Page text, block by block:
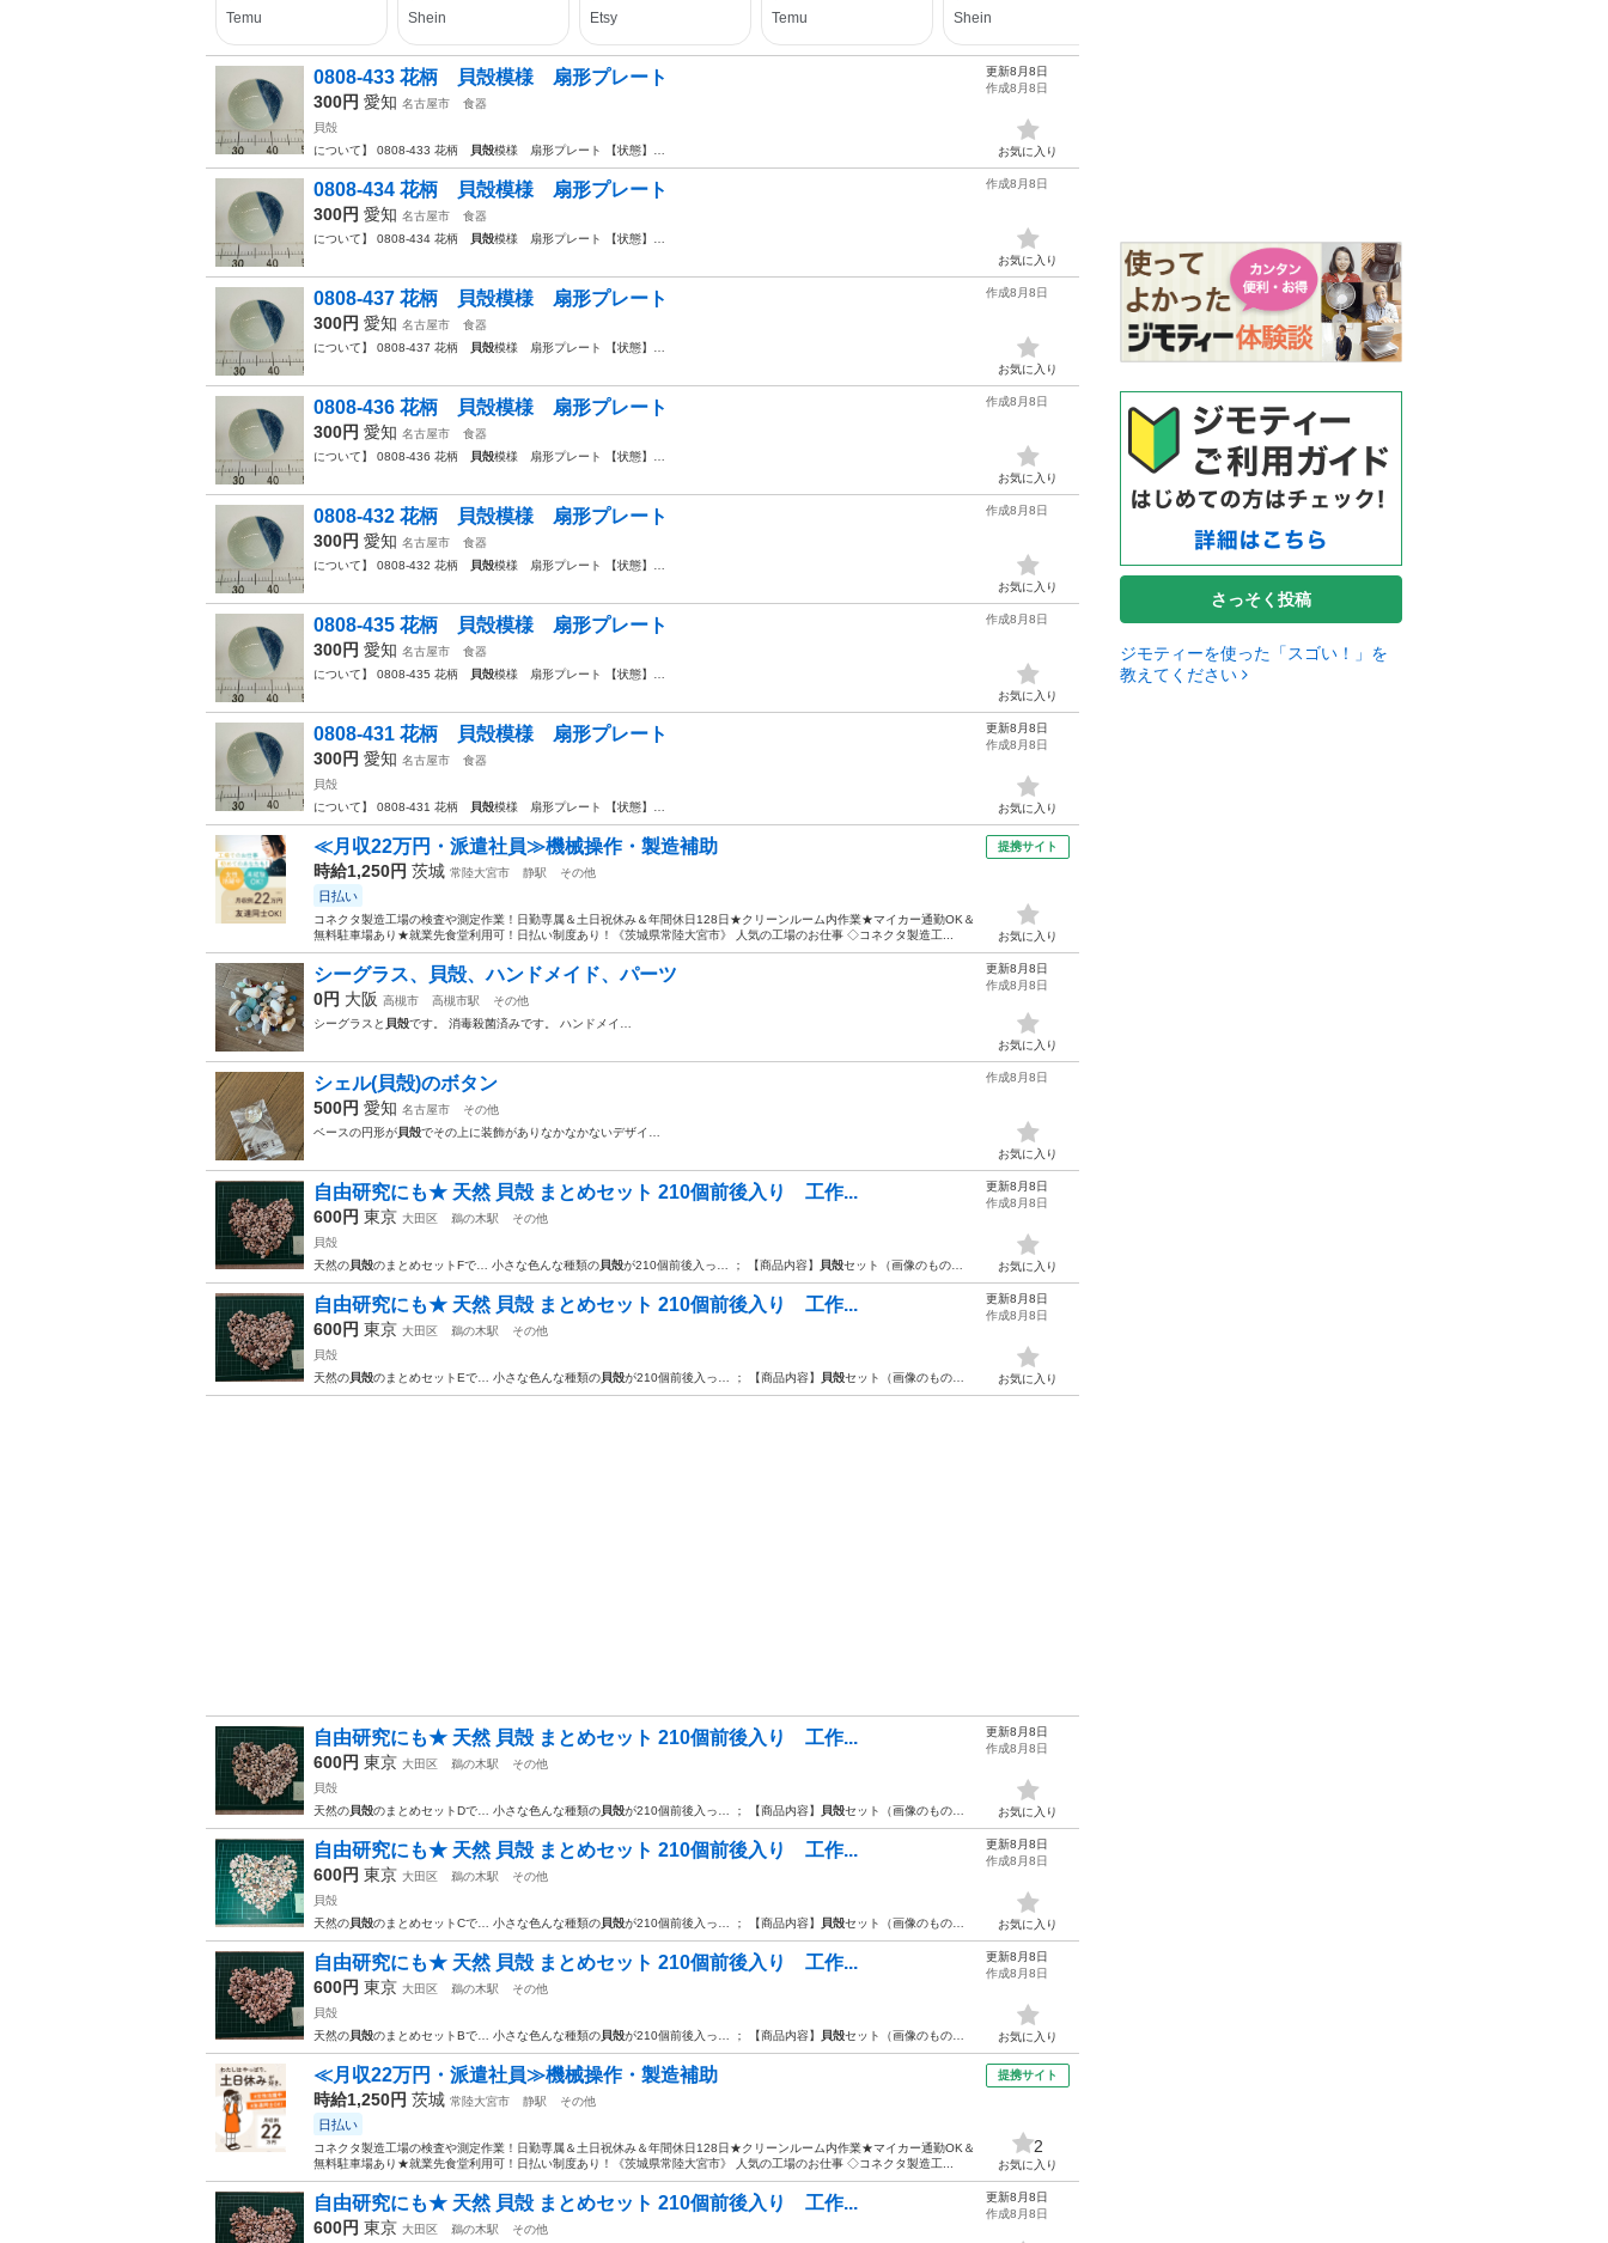
0808-433 花柄 貝殻模様 扇形プレート
300円 愛知 名古屋市
食器
貝殻
について】 0808-433 花柄
貝殻模様 扇形プレート 【状態】…
更新8月8日
作成8月8日
お気に入り
0808-434 花柄 貝殻模様 扇形プレート
300円 愛知 名古屋市
食器
について】 0808-434 花柄
貝殻模様 扇形プレート 【状態】…
作成8月8日
お気に入り
0808-437 花柄 貝殻模様 扇形プレート
300円 愛知 名古屋市
食器
について】 0808-437 花柄
貝殻模様 扇形プレート 【状態】…
作成8月8日
お気に入り
0808-436 花柄 貝殻模様 扇形プレート
300円 愛知 名古屋市
食器
について】 0808-436 花柄
貝殻模様 扇形プレート 【状態】…
作成8月8日
お気に入り
0808-432 花柄 貝殻模様 扇形プレート
300円 愛知 名古屋市
食器
について】 0808-432 花柄
貝殻模様 扇形プレート 【状態】…
作成8月8日
お気に入り
0808-435 花柄 貝殻模様 扇形プレート
300円 愛知 名古屋市
食器
について】 0808-435 花柄
貝殻模様 扇形プレート 【状態】…
作成8月8日
お気に入り
0808-431 花柄 貝殻模様 扇形プレート
300円 愛知 名古屋市
食器
貝殻
について】 0808-431 花柄
貝殻模様 扇形プレート 【状態】…
更新8月8日
作成8月8日
お気に入り
≪月収22万円・派遣社員≫機械操作・製造補助
時給1,250円 茨城 常陸大宮市 静駅 その他
日払い
コネクタ製造工場の検査や測定作業！日勤専属＆土日祝休み＆年間休日128日★クリーンルーム内作業★マイカー通勤OK＆
無料駐車場あり★就業先食堂利用可！日払い制度あり！《茨城県常陸大宮市》 人気の工場のお仕事 ◇コネクタ製造工...
提携サイト
お気に入り
シーグラス、貝殻、ハンドメイド、パーツ
0円 大阪 高槻市 高槻市駅
その他
シーグラスと 貝殻です。 消毒殺菌済みです。 ハンドメイ…
更新8月8日
作成8月8日
お気に入り
シェル(貝殻)のボタン
500円 愛知 名古屋市
その他
ベースの円形が 貝殻でその上に装飾がありなかなかないデザイ…
作成8月8日
お気に入り
自由研究にも★ 天然 貝殻 まとめセット 210個前後入り 工作...
600円 東京 大田区 鵜の木駅
その他
貝殻
天然の 貝殻のまとめセットFで… 小さな色んな種類の 貝殻が210個前後入っ… ； 【商品内容】 貝殻セット（画像のもの…
更新8月8日
作成8月8日
お気に入り
自由研究にも★ 天然 貝殻 まとめセット 210個前後入り 工作...
600円 東京 大田区 鵜の木駅
その他
貝殻
天然の 貝殻のまとめセットEで… 小さな色んな種類の 貝殻が210個前後入っ… ； 【商品内容】 貝殻セット（画像のもの…
更新8月8日
作成8月8日
お気に入り
自由研究にも★ 天然 貝殻 まとめセット 210個前後入り 工作...
600円 東京 大田区 鵜の木駅
その他
貝殻
天然の 貝殻のまとめセットDで… 小さな色んな種類の 貝殻が210個前後入っ… ； 【商品内容】 貝殻セット（画像のもの…
更新8月8日
作成8月8日
お気に入り
自由研究にも★ 天然 貝殻 まとめセット 210個前後入り 工作...
600円 東京 大田区 鵜の木駅
その他
貝殻
天然の 貝殻のまとめセットCで… 小さな色んな種類の 貝殻が210個前後入っ… ； 【商品内容】 貝殻セット（画像のもの…
更新8月8日
作成8月8日
お気に入り
自由研究にも★ 天然 貝殻 まとめセット 210個前後入り 工作...
600円 東京 大田区 鵜の木駅
その他
貝殻
天然の 貝殻のまとめセットBで… 小さな色んな種類の 貝殻が210個前後入っ… ； 【商品内容】 貝殻セット（画像のもの…
更新8月8日
作成8月8日
お気に入り
≪月収22万円・派遣社員≫機械操作・製造補助
時給1,250円 茨城 常陸大宮市 静駅 その他
日払い
コネクタ製造工場の検査や測定作業！日勤専属＆土日祝休み＆年間休日128日★クリーンルーム内作業★マイカー通勤OK＆
無料駐車場あり★就業先食堂利用可！日払い制度あり！《茨城県常陸大宮市》 人気の工場のお仕事 ◇コネクタ製造工...
提携サイト
2
お気に入り
自由研究にも★ 天然 貝殻 まとめセット 210個前後入り 工作...
600円 東京 大田区 鵜の木駅
その他
更新8月8日
作成8月8日
さっそく投稿
ジモティーを使った「スゴい！」を
教えてください